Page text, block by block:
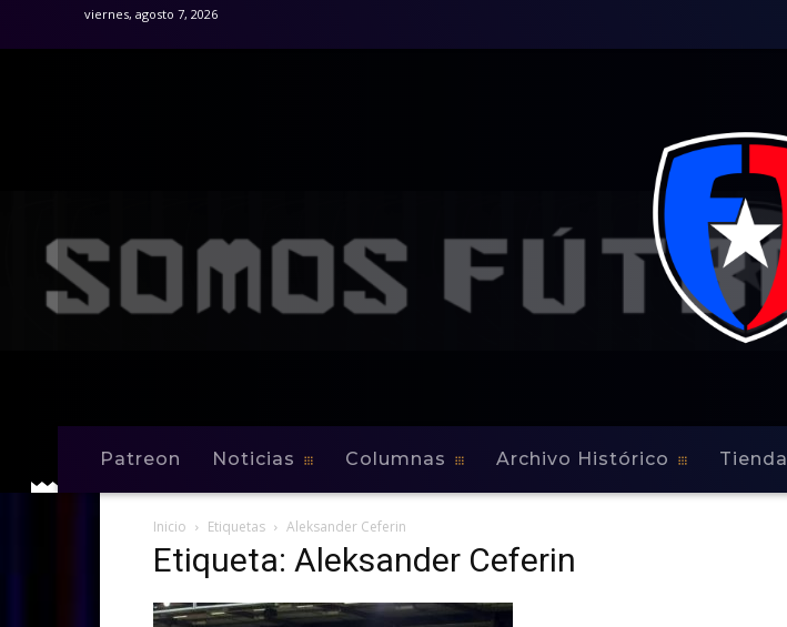
viernes, agosto 7, 2026
Patreon Noticias Columnas Archivo Histórico Tienda
Inicio Etiquetas Aleksander Ceferin
Etiqueta: Aleksander Ceferin